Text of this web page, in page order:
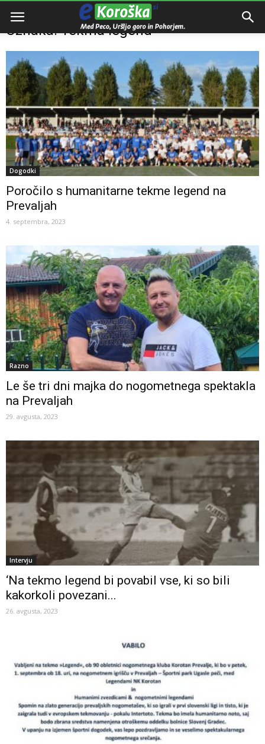
Domov Tekma legend
Oznaka: Tekma legend
Dogodki
Poročilo s humanitarne tekme legend na
Prevaljah
4. septembra, 2023
Razno
Le še tri dni majka do nogometnega spektakla
na Prevaljah
29. avgusta, 2023
Intervju
‘Na tekmo legend bi povabil vse, ki so bili
kakorkoli povezani...
26. avgusta, 2023